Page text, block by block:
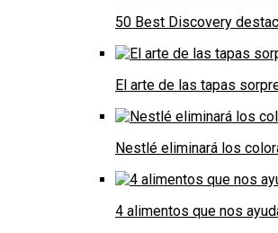
50 Best Discovery
El arte de las tapas
Nestlé eliminará los
4 alimentos que nos